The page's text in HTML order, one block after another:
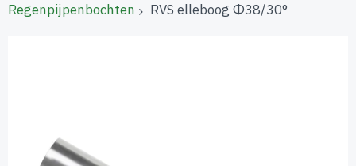
Regenpijpenbochten
RVS elleboog Φ38/30°